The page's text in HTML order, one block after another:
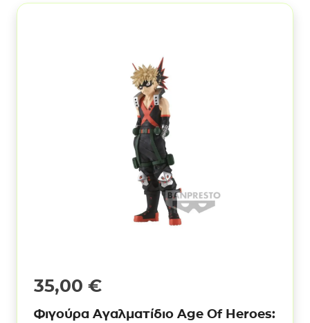
35,00 €
Φιγούρα Αγαλματίδιο Age Of Heroes: